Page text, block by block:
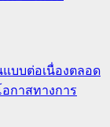
บบต่อเนื่องตลอด
กาสทางการ